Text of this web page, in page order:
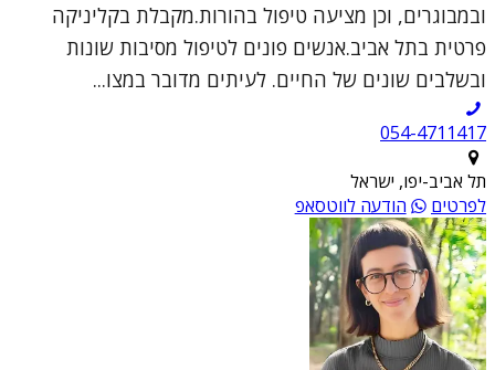
ובמבוגרים, וכן מציעה טיפול בהורות.מקבלת בקליניקה
פרטית בתל אביב.אנשים פונים לטיפול מסיבות שונות
ובשלבים שונים של החיים. לעיתים מדובר במצו...
054-4711417
תל אביב-יפו, ישראל
לפרטים
הודעה לווטסאפ